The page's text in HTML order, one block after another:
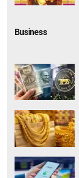
Business